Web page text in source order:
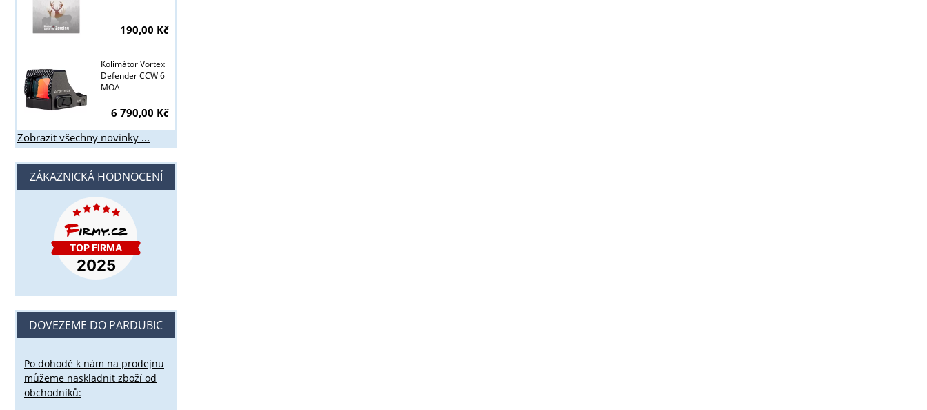
190,00 Kč
Kolimátor Vortex
Defender CCW 6
MOA
6 790,00 Kč
Zobrazit všechny novinky ...
ZÁKAZNICKÁ HODNOCENÍ
DOVEZEME DO PARDUBIC
Po dohodě k nám na prodejnu
můžeme naskladnit zboží od
obchodníků: